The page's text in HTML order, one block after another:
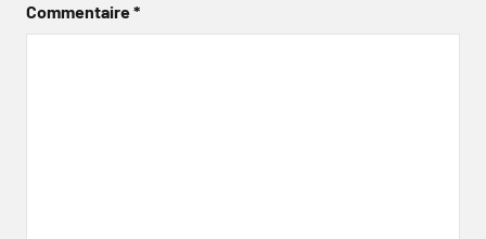
Commentaire*